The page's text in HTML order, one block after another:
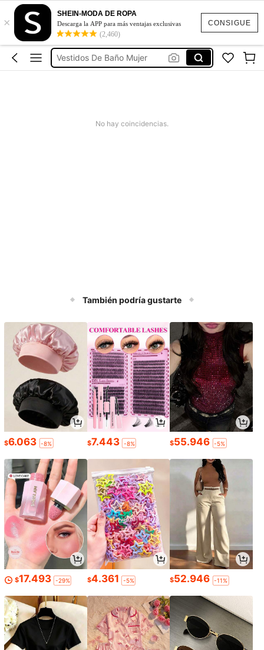
CONSIGUE
×
SHEIN-MODA DE ROPA
Descarga la APP para más ventajas exclusivas
(2,460)
Vestidos
Vestidos Elegantes Para Fiesta
Vestidos De Baño Mujer
Blusas Para Mujer
No hay coincidencias.
También podría gustarte
$6.063 -8% $7.443 -8% $55.946 -5%
$17.493 -29% $4.361 -5% $52.946 -11%